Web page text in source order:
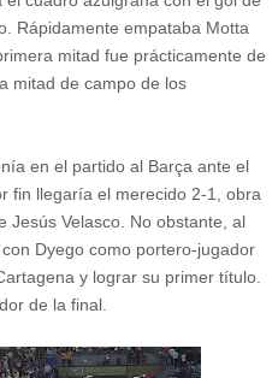
Rápidamente empataba Motta
mitad fue prácticamente de
mitad de campo de los
en el partido al Barça ante el
fin llegaría el merecido 2-1, obra
Jesús Velasco. No obstante, al
Dyego como portero-jugador
y lograr su primer título.
de la final.